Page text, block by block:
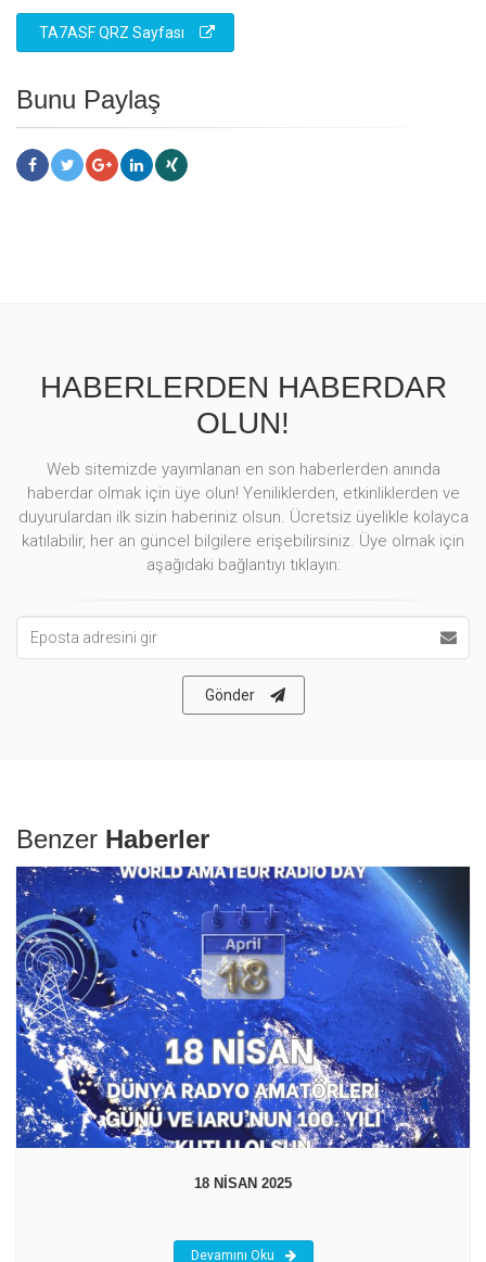
TA7ASF QRZ Sayfası
Bunu Paylaş
HABERLERDEN HABERDAR
OLUN!
Web sitemizde yayımlanan en son haberlerden anında
haberdar olmak için üye olun! Yeniliklerden, etkinliklerden ve
duyurulardan ilk sizin haberiniz olsun. Ücretsiz üyelikle kolayca
katılabilir, her an güncel bilgilere erişebilirsiniz. Üye olmak için
aşağıdaki bağlantıyı tıklayın:
Gönder
Benzer Haberler
18 NİSAN 2025
Devamını Oku